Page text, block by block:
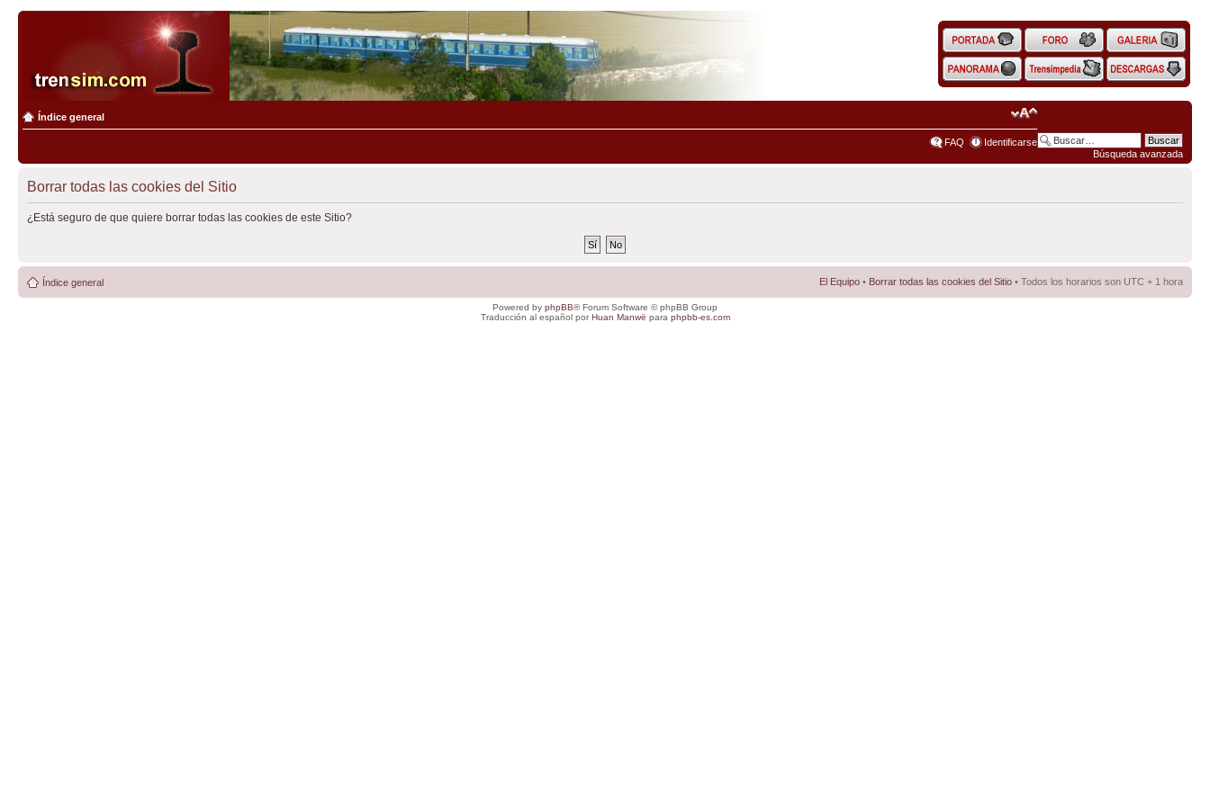
Búsqueda avanzada
Índice general
FAQ Identificarse
Borrar todas las cookies del Sitio
¿Está seguro de que quiere borrar todas las cookies de este Sitio?
Índice general El Equipo • Borrar todas las cookies del Sitio • Todos los horarios son UTC + 1 hora
Powered by phpBB® Forum Software © phpBB Group
Traducción al español porHuan Manwë para phpbb-es.com